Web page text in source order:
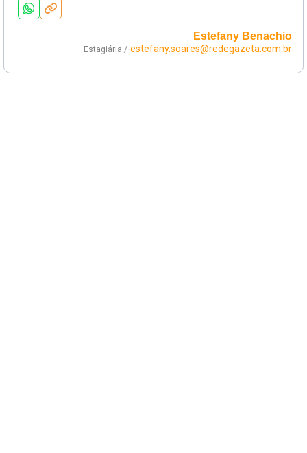
Estefany Benachio
Estagiária / estefany.soares@redegazeta.com.br